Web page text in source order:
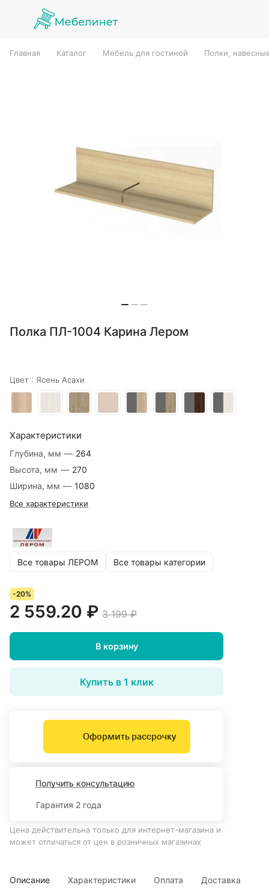
Главная Каталог Мебель для гостиной Полки,
Полка ПЛ-1004 Карина Лером
Цвет : Ясень Асахи
Характеристики
Глубина, мм — 264
Высота, мм — 270
Ширина, мм — 1080
Все характеристики
Все товары ЛЕРОМ Все товары категории
-20%
2 559.20 ₽ 3 199 ₽
В корзину
Купить в 1 клик
Оформить рассрочку
Получить консультацию
Гарантия 2 года
Цена действительна только для интернет-магазина и
может отличаться от цен в розничных магазинах
Описание Характеристики Оплата Доставка